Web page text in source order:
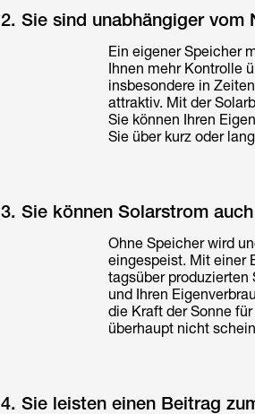
2. Sie sind unabhängiger
Ein eigener Speicher
Ihnen mehr Kontrolle
insbesondere in
attraktiv. Mit der
Sie können Ihren
Sie über kurz oder
3. Sie können Solarstrom
Ohne Speicher wird
eingespeist. Mit einer
tagsüber produzierten
und Ihren
die Kraft der Sonne
überhaupt nicht
4. Sie leisten einen Beitrag